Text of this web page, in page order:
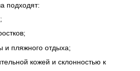
подходят:
и пляжного отдыха;
кожей и склонностью к